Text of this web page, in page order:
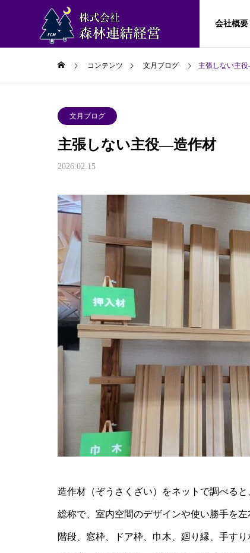
会社概要
森林連結経営に
研究員
サービス
出版活
文月ブログ
80年前の景色を想う 球
コンテンツ 文月ブログ 主張しない主
文月ブログ
主張しない主役―造作材
2026.02.15
造作材（ぞうさくざい）をネットで調べる
総称で、室内空間のデザインや使い勝手を
階段、窓枠、ドア枠、巾木、廻り縁、手す